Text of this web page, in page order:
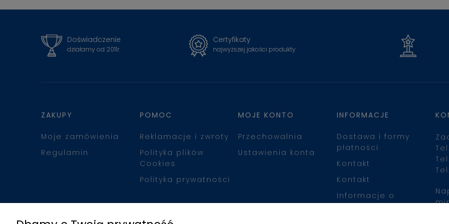
Doświadczenie
działamy od 2011r.
Certyfikaty
najwyższej jakości produkty
ZAKUPY
Moje zamówienia
Regulamin
POMOC
Reklamacje i zwroty
Polityka plików
Cookies
Polityka prywatności
MOJE KONTO
Przechowalnia
Ustawienia konta
INFORMACJE
Dostawa i formy
płatności
Kontakt
Kontakt
Informacje o